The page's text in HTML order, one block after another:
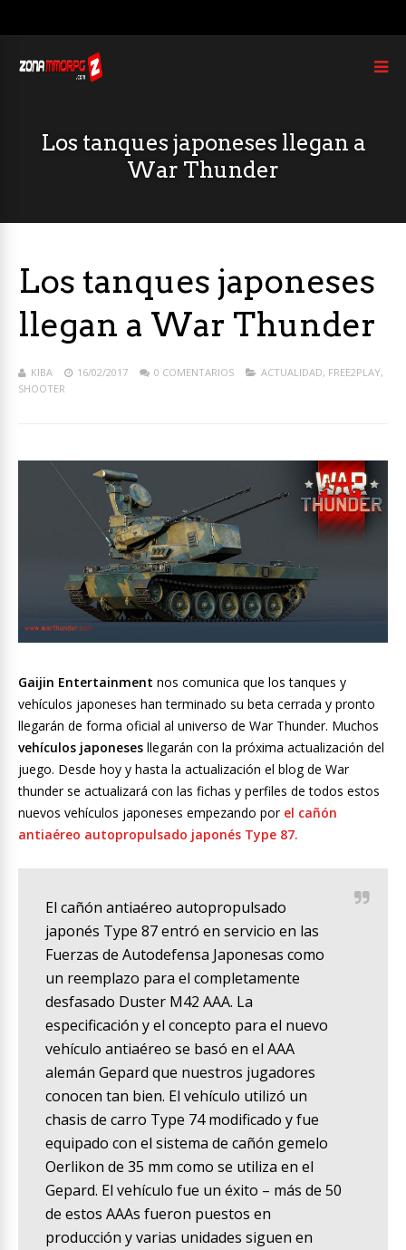
Los tanques japoneses llegan a
War Thunder
Los tanques japoneses
llegan a War Thunder
KIBA 16/02/2017 0 COMENTARIOS ACTUALIDAD, FREE2PLAY,
SHOOTER
Gaijin Entertainment nos comunica que los tanques y
vehículos japoneses han terminado su beta cerrada y pronto
llegarán de forma oficial al universo de War Thunder. Muchos
vehículos japoneses llegarán con la próxima actualización del
juego. Desde hoy y hasta la actualización el blog de War
thunder se actualizará con las fichas y perfiles de todos estos
nuevos vehículos japoneses empezando por el cañón
antiaéreo autopropulsado japonés Type 87.
El cañón antiaéreo autopropulsado
japonés Type 87 entró en servicio en las
Fuerzas de Autodefensa Japonesas como
un reemplazo para el completamente
desfasado Duster M42 AAA. La
especificación y el concepto para el nuevo
vehículo antiaéreo se basó en el AAA
alemán Gepard que nuestros jugadores
conocen tan bien. El vehículo utilizó un
chasis de carro Type 74 modificado y fue
equipado con el sistema de cañón gemelo
Oerlikon de 35 mm como se utiliza en el
Gepard. El vehículo fue un éxito – más de 50
de estos AAAs fueron puestos en
producción y varias unidades siguen en